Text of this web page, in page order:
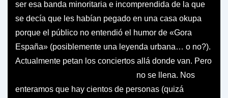
ser esa banda minoritaria e incomprendida de la que
se decía que les habían pegado en una casa okupa
porque el público no entendió el humor de «Gora
España» (posiblemente una leyenda urbana… o no?).
Actualmente petan los conciertos allá donde van. Pero
no se llena. Nos
enteramos que hay cientos de personas (quizá